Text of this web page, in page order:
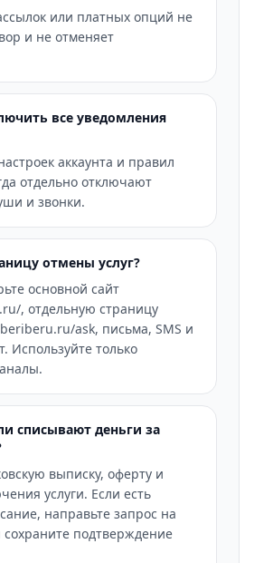
или платных опций не
и не отменяет
все уведомления
аккаунта и правил
отдельно отключают
и звонки.
отмены услуг?
основной сайт
, отдельную страницу
ask, письма, SMS и
Используйте только
списывают деньги за
выписку, оферту и
услуги. Если есть
направьте запрос на
сохраните подтверждение